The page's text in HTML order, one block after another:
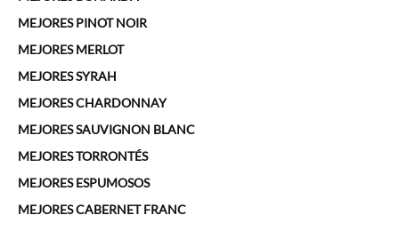
MEJORES PINOT NOIR
MEJORES MERLOT
MEJORES SYRAH
MEJORES CHARDONNAY
MEJORES SAUVIGNON BLANC
MEJORES TORRONTÉS
MEJORES ESPUMOSOS
MEJORES CABERNET FRANC